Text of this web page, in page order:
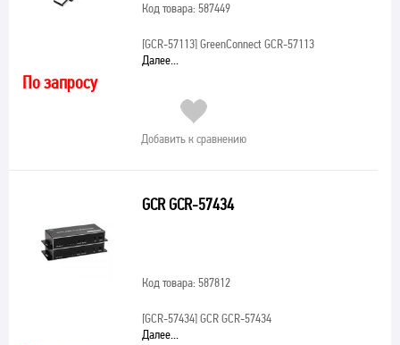
Код товара: 587449
[GCR-57113]GreenConnect GCR-57113
Далее...
По запросу
Добавить к сравнению
GCR GCR-57434
Код товара: 587812
[GCR-57434]GCR GCR-57434
Далее...